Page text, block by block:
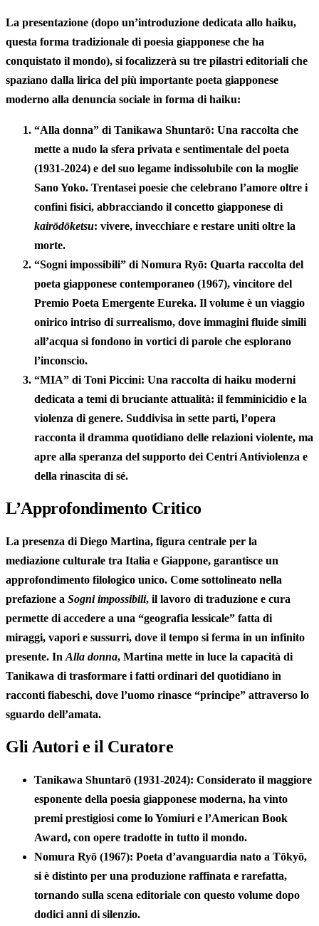
La presentazione (dopo un’introduzione dedicata allo haiku,
questa forma tradizionale di poesia giapponese che ha
conquistato il mondo), si focalizzerà su tre pilastri editoriali che
spaziano dalla lirica del più importante poeta giapponese
moderno alla denuncia sociale in forma di haiku:
“Alla donna” di Tanikawa Shuntarō: Una raccolta che
mette a nudo la sfera privata e sentimentale del poeta
(1931-2024) e del suo legame indissolubile con la moglie
Sano Yoko. Trentasei poesie che celebrano l’amore oltre i
confini fisici, abbracciando il concetto giapponese di
kairōdōketsu: vivere, invecchiare e restare uniti oltre la
morte.
“Sogni impossibili” di Nomura Ryō: Quarta raccolta del
poeta giapponese contemporaneo (1967), vincitore del
Premio Poeta Emergente Eureka. Il volume è un viaggio
onirico intriso di surrealismo, dove immagini fluide simili
all’acqua si fondono in vortici di parole che esplorano
l’inconscio.
“MIA” di Toni Piccini: Una raccolta di haiku moderni
dedicata a temi di bruciante attualità: il femminicidio e la
violenza di genere. Suddivisa in sette parti, l’opera
racconta il dramma quotidiano delle relazioni violente, ma
apre alla speranza del supporto dei Centri Antiviolenza e
della rinascita di sé.
L’Approfondimento Critico
La presenza di Diego Martina, figura centrale per la
mediazione culturale tra Italia e Giappone, garantisce un
approfondimento filologico unico. Come sottolineato nella
prefazione a Sogni impossibili, il lavoro di traduzione e cura
permette di accedere a una “geografia lessicale” fatta di
miraggi, vapori e sussurri, dove il tempo si ferma in un infinito
presente. In Alla donna, Martina mette in luce la capacità di
Tanikawa di trasformare i fatti ordinari del quotidiano in
racconti fiabeschi, dove l’uomo rinasce “principe” attraverso lo
sguardo dell’amata.
Gli Autori e il Curatore
Tanikawa Shuntarō (1931-2024): Considerato il maggiore
esponente della poesia giapponese moderna, ha vinto
premi prestigiosi come lo Yomiuri e l’American Book
Award, con opere tradotte in tutto il mondo.
Nomura Ryō (1967): Poeta d’avanguardia nato a Tōkyō,
si è distinto per una produzione raffinata e rarefatta,
tornando sulla scena editoriale con questo volume dopo
dodici anni di silenzio.